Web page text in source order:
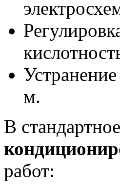
м.
В стандартное
работ: